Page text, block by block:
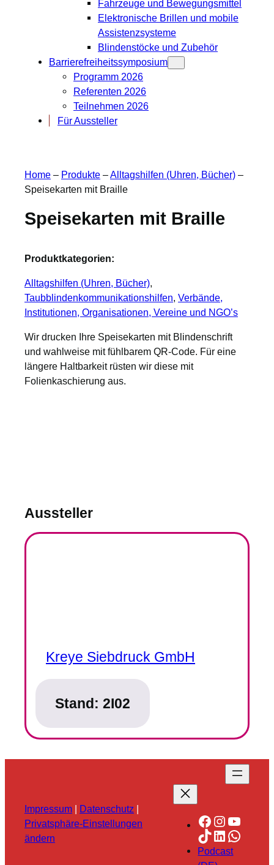
Fahrzeuge und Bewegungsmittel
Elektronische Brillen und mobile
Assistenzsysteme
Blindenstöcke und Zubehör
Barrierefreiheitssymposium
Programm 2026
Referenten 2026
Teilnehmen 2026
Für Aussteller
Home – Produkte –Alltagshilfen (Uhren, Bücher) –
Speisekarten mit Braille
Speisekarten mit Braille
Produktkategorien:
Alltagshilfen (Uhren, Bücher)
Taubblindenkommunikationshilfen, Verbände,
Institutionen, Organisationen, Vereine und NGO’s
Wir drucken Ihre Speisekarten mit Blindenschrift
und wahlweise mit fühlbarem QR-Code. Für eine
längere Haltbarkeit rüsten wir diese mit
Folienkaschierung aus.
Aussteller
Kreye Siebdruck GmbH
Stand: 2I02
Impressum | Datenschutz |
Privatsphäre-Einstellungen
ändern
Facebook
TikTok
LinkedIn
Podcast